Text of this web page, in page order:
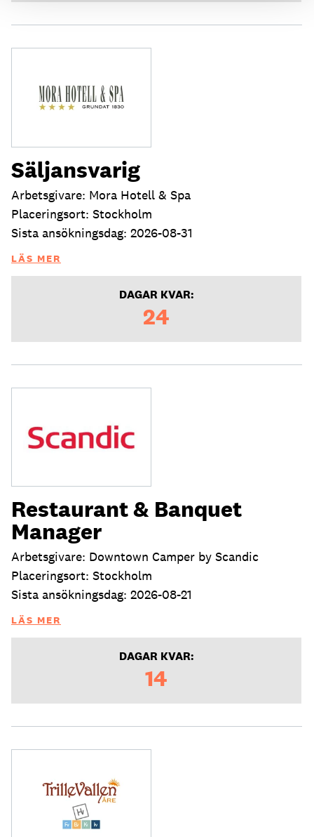
Säljansvarig
Arbetsgivare: Mora Hotell & Spa
Placeringsort: Stockholm
Sista ansökningsdag: 2026-08-31
LÄS MER
DAGAR KVAR:
24
Restaurant & Banquet
Manager
Arbetsgivare: Downtown Camper by Scandic
Placeringsort: Stockholm
Sista ansökningsdag: 2026-08-21
LÄS MER
DAGAR KVAR:
14